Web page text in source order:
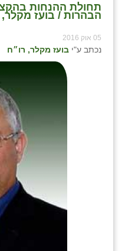
תחולת ההנחות
הבהרות / בועז
05 אוק 2016
נכתב ע"י בועז מקלר, רו״ח